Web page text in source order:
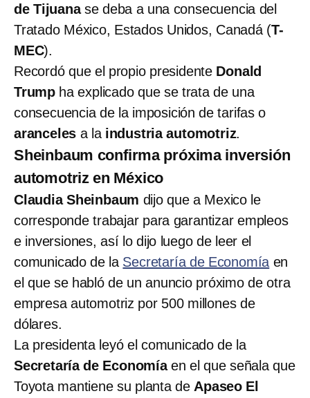
de Tijuanase deba a una consecuencia del
Tratado México, Estados Unidos, Canadá (T-
MEC).
Recordó que el propio presidente Donald
Trump ha explicado que se trata de una
consecuencia de la imposición de tarifas o
aranceles a la industria automotriz.
Sheinbaum confirma próxima inversión
automotriz en México
Claudia Sheinbaum dijo que a Mexico le
corresponde trabajar para garantizar empleos
e inversiones, así lo dijo luego de leer el
comunicado de la Secretaría de Economía en
el que se habló de un anuncio próximo de otra
empresa automotriz por 500 millones de
dólares.
La presidenta leyó el comunicado de la
Secretaría de Economíaen el que señala que
Toyota mantiene su planta de Apaseo El